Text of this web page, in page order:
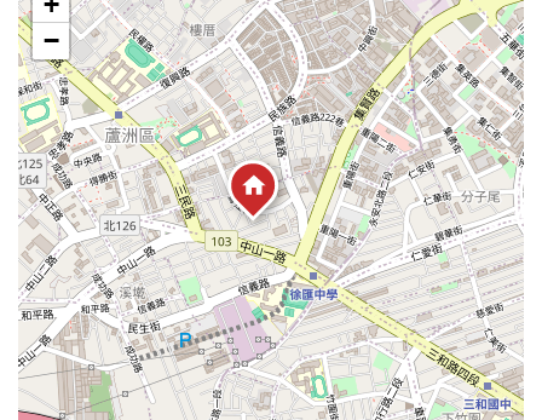
屋齡
不拘
5 年以下
5-10 年 10-20 年
20-30 年 30-40 年
40 年以上
售價
−